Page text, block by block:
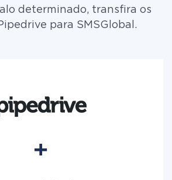
determinado, transfira os
para SMSGlobal.